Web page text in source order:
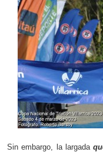
Sin embargo, la largada